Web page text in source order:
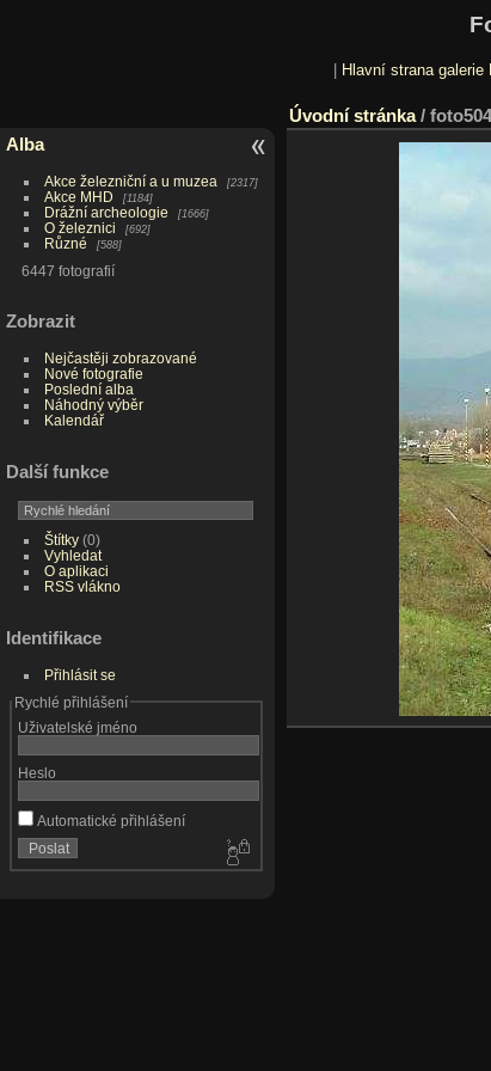
Hlavní strana galerie
Alba
Akce železniční a u muzea 2317
Akce MHD 1184
Drážní archeologie 1666
O železnici 692
Různé 588
6447 fotografií
Zobrazit
Nejčastěji zobrazované
Nové fotografie
Poslední alba
Náhodný výběr
Kalendář
Další funkce
Štítky(0)
Vyhledat
O aplikaci
RSS vlákno
Identifikace
Přihlásit se
Rychlé přihlášení
Uživatelské jméno
Heslo
Automatické přihlášení
Úvodní stránka/ foto504